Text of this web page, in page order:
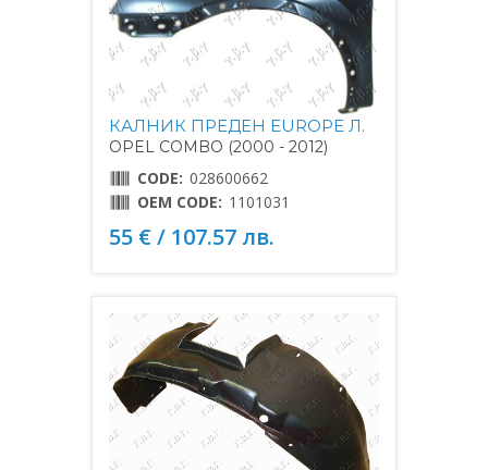
КАЛНИК ПРЕДЕН EUROPE Л.
OPEL COMBO (2000 - 2012)
CODE: 028600662
OEM CODE: 1101031
55 € / 107.57 лв.